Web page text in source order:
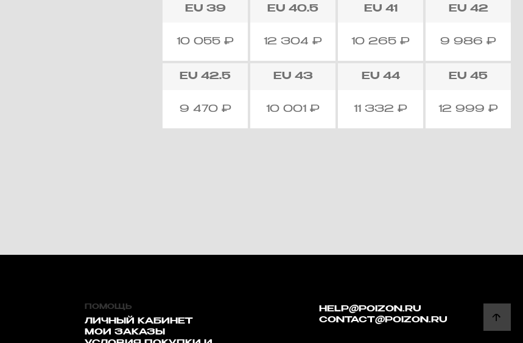
EU 39
10 055₽
EU 40.5
12 304₽
EU 41
10 265₽
EU 42
9 986 ₽
EU 42.5
9 470 ₽
EU 43
10 001₽
EU 44
11 332₽
EU 45
12 999 ₽
HELP@POIZON.RU
CONTACT@POIZON.RU
ПОМОЩЬ
ЛИЧНЫЙ КАБИНЕТ
МОИ ЗАКАЗЫ